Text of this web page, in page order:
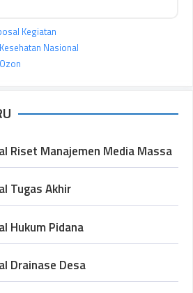
Kegiatan
Nasional
Riset Manajemen Media Massa
Tugas Akhir
Hukum Pidana
Drainase Desa